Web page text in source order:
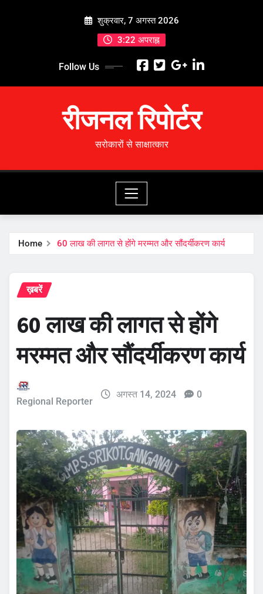
शुक्रवार, 7 अगस्त 2026
3:22 अपराह्न
Follow Us
रीजनल रिपोर्टर
सरोकारों से साक्षात्कार
Home 60 लाख की लागत से होंगे मरम्मत और सौंदर्यीकरण कार्य
ख़बरें
60 लाख की लागत से होंगे
मरम्मत और सौंदर्यीकरण कार्य
Regional Reporter
अगस्त 14, 2024 0